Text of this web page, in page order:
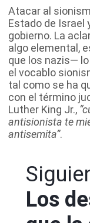
Atacar al
Estado de Israel
gobierno. La
algo elemental,
que los nazis—
el vocablo
tal como se ha
con el término
Luther King Jr.,
antisionista te
antisemita”.
Los